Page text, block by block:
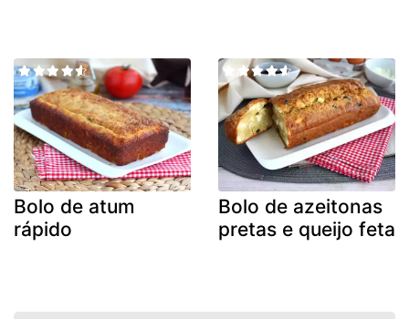
Bolo de atum
rápido
Bolo de azeitonas
pretas e queijo feta